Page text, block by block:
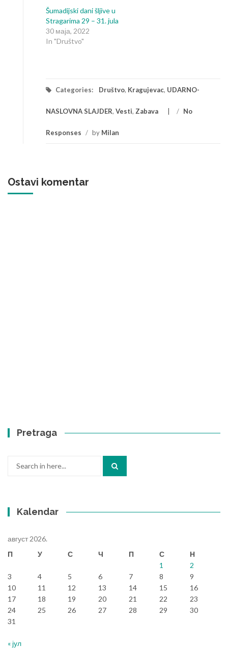
Šumadijski dani šljive u
Stragarima 29 – 31. jula
30 маја, 2022
In "Društvo"
Categories: Društvo, Kragujevac, UDARNO-
NASLOVNA SLAJDER, Vesti, Zabava / No
Responses / by Milan
Ostavi komentar
Pretraga
Kalendar
август 2026.
П
У С Ч П С
Н
1
2
3
4 5 6 7 8
9
10
11 12 13 14 15
16
17
18 19 20 21 22
23
24
25 26 27 28 29
30
31
« јул